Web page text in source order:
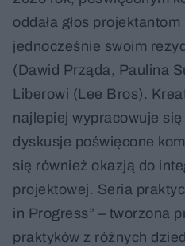
oddała głos
jednocześnie swoim
(Dawid Prząda, Paulina
Liberowi (Lee Bros).
najlepiej wypracowuje
dyskusje poświęcone
się również okazją do
projektowej. Seria
in Progress” – tworzona
praktyków z różnych